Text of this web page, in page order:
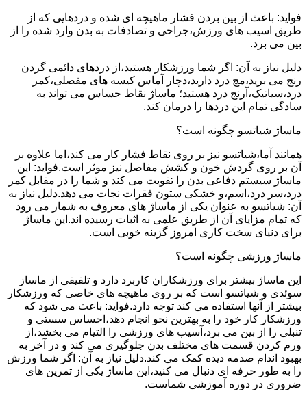
فواید: باعث از بین بردن فشار ماهیچه ای شده و دردهایی که از
طریق اسیب های ورزش،جراحی و تصادفات به بدن وارد شده را از
بین می برد.
دلیل نیاز به آن: اگر شما ورزشکار هستید،از دردهای دائمی گردن
رنج می برید،مچ درد دارید،دچار آماس کیسه های مفصلی،کمر
درد،سیاتیک،آرنج درد هستید؛ ماساژ نقاط حساس می تواند به
سادگی تمام این دردها را درمان کند.
ماساژ شیاتسو چگونه است؟
همانند آما،شیاتسو نیز بر روی نقاط فشار کار می کند،اما علاوه بر
آن بر روی گردش خون و کشش مفاصل نیز موثر است.فواید: این
ماساژ سیستم دفاعی بدن را تقویت می کند و شما را در مقابل کمر
درد،سر درد،اسم،و خشکی ستون فقرات نجات می دهد.دلیل نیاز به
آن: شیاتسو به عنوان یکی از ماساژ های معروف به شمار می رود
که تمام مزایای آن از طریق علمی به اثبات رسیده اند.این ماساژ
برای دنیای سخت کاری امروز گزینه خوبی است.
ماساژ ورزشی چگونه است؟
این ماساژ بیشتر برای ورزشکاران کاربرد دارد و تلفیقی از ماساز
سوئدی و شیاتسو است که بر روی ماهیچه های خاصی که ورزشکار
بیشتر از آنها استفاده می کند توجه دارد.فواید: باعث می شود که
ورزشکار کار خود را به بهترین نحو انجام دهد،احساس سستی و
تنبلی را از بین می برد،آسیب های ورزشی را التیام می بخشد،از
ورم کردن قسمت های مختلف بدن جلوگیری می کند و در آخر به
بهبود اندام صدمه دیده کمک می کند.دلیل نیاز به آن: اگر شما ورزش
را به طور حرفه ای دنبال می کنید،این ماساژ یکی از تمرین های
ضروری در دوره آموزشی شماست.